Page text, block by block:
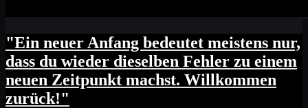
"Ein neuer Anfang bedeutet meistens nur,
dass du wieder dieselben Fehler zu einem
neuen Zeitpunkt machst. Willkommen
zurück!"